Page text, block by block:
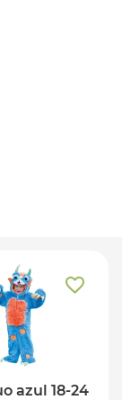
azul 18-24